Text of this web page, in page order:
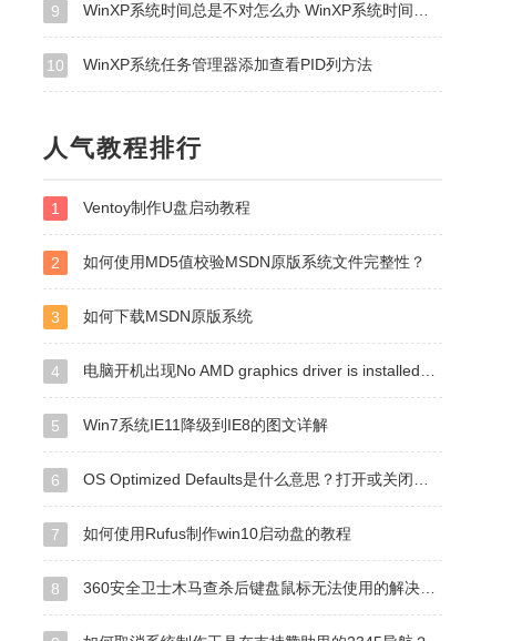
9 WinXP系统时间总是不对怎么办 WinXP系统时间总是不对解决步骤
10 WinXP系统任务管理器添加查看PID列方法
人气教程排行
1 Ventoy制作U盘启动教程
2 如何使用MD5值校验MSDN原版系统文件完整性？
3 如何下载MSDN原版系统
4 电脑开机出现No AMD graphics driver is installed的解决方案
5 Win7系统IE11降级到IE8的图文详解
6 OS Optimized Defaults是什么意思？打开或关闭有什么区别？
7 如何使用Rufus制作win10启动盘的教程
8 360安全卫士木马查杀后键盘鼠标无法使用的解决方法